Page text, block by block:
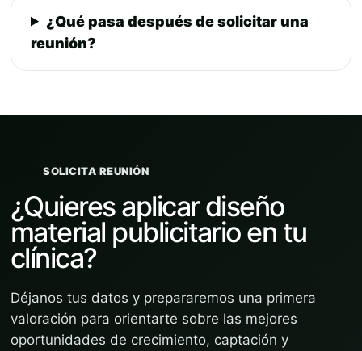
¿Qué pasa después de solicitar una
reunión?
SOLICITA REUNIÓN
¿Quieres aplicar diseño
material publicitario en tu
clínica?
Déjanos tus datos y prepararemos una primera
valoración para orientarte sobre las mejores
oportunidades de crecimiento, captación y